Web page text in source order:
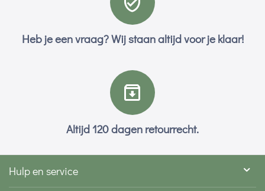
Heb je een vraag? Wij staan altijd voor je klaar!
Altijd 120 dagen retourrecht.
Hulp en service